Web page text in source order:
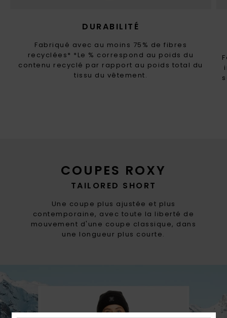
COUPES ROXY
TAILORED SHORT
Une coupe plus ajustée et plus
contemporaine, avec toute la liberté de
mouvement d'une coupe classique, dans
une longueur plus courte.
DURABILITÉ
Fabriqué avec au moins 75% de fibres
recyclées* *Le % correspond au poids du
contenu recyclé par rapport au poids total du
tissu du vêtement.